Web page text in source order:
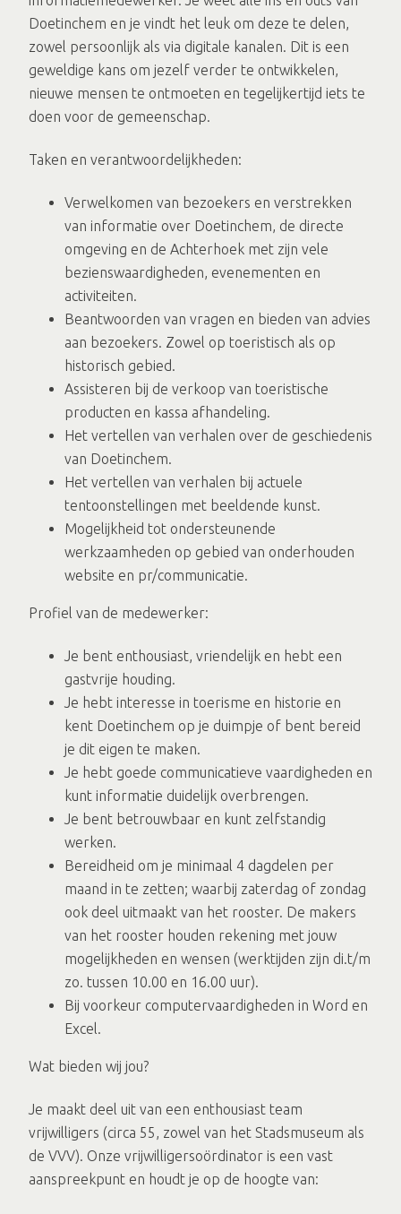
Doetinchem en je vindt het leuk om deze te delen,
zowel persoonlijk als via digitale kanalen. Dit is een
geweldige kans om jezelf verder te ontwikkelen,
nieuwe mensen te ontmoeten en tegelijkertijd iets te
doen voor de gemeenschap.
Taken en verantwoordelijkheden:
Verwelkomen van bezoekers en verstrekken
van informatie over Doetinchem, de directe
omgeving en de Achterhoek met zijn vele
bezienswaardigheden, evenementen en
activiteiten.
Beantwoorden van vragen en bieden van advies
aan bezoekers. Zowel op toeristisch als op
historisch gebied.
Assisteren bij de verkoop van toeristische
producten en kassa afhandeling.
Het vertellen van verhalen over de geschiedenis
van Doetinchem.
Het vertellen van verhalen bij actuele
tentoonstellingen met beeldende kunst.
Mogelijkheid tot ondersteunende
werkzaamheden op gebied van onderhouden
website en pr/communicatie.
Profiel van de medewerker:
Je bent enthousiast, vriendelijk en hebt een
gastvrije houding.
Je hebt interesse in toerisme en historie en
kent Doetinchem op je duimpje of bent bereid
je dit eigen te maken.
Je hebt goede communicatieve vaardigheden en
kunt informatie duidelijk overbrengen.
Je bent betrouwbaar en kunt zelfstandig
werken.
Bereidheid om je minimaal 4 dagdelen per
maand in te zetten; waarbij zaterdag of zondag
ook deel uitmaakt van het rooster. De makers
van het rooster houden rekening met jouw
mogelijkheden en wensen (werktijden zijn di.t/m
zo. tussen 10.00 en 16.00 uur).
Bij voorkeur computervaardigheden in Word en
Excel.
Wat bieden wij jou?
Je maakt deel uit van een enthousiast team
vrijwilligers (circa 55, zowel van het Stadsmuseum als
de VVV). Onze vrijwilligersoördinator is een vast
aanspreekpunt en houdt je op de hoogte van: